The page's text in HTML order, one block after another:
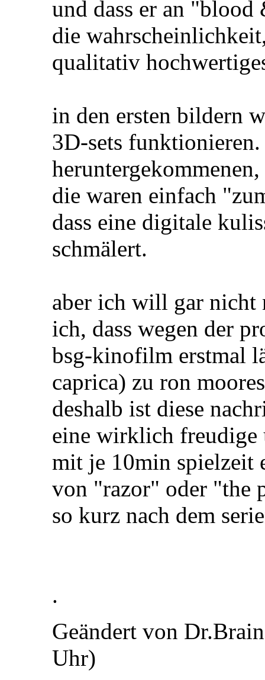
und dass er an
die
qualitativ
in den ersten bildern
3D-sets
die waren einfach
dass eine digitale
schmälert.
aber ich will gar nicht
ich, dass wegen der
bsg-kinofilm erstmal
caprica) zu ron
deshalb ist diese
eine wirklich freudige
mit je 10min spielzeit
von "razor" oder "the
so kurz nach dem
.
Geändert von
Uhr)